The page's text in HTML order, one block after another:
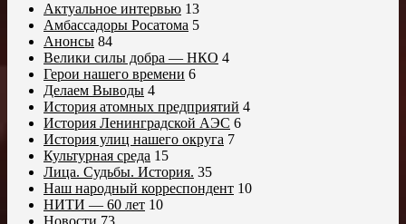
Актуальное интервью 13
Амбассадоры Росатома 5
Анонсы 84
Велики силы добра — НКО 4
Герои нашего времени 6
Делаем Выводы 4
История атомных предприятий 4
История Ленинградской АЭС 6
История улиц нашего округа 7
Культурная среда 15
Лица. Судьбы. История. 35
Наш народный корреспондент 10
НИТИ — 60 лет 10